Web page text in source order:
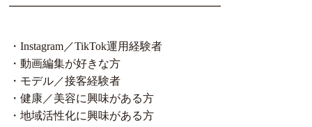
━━━━━━━━━━━━━━━━━━━
・Instagram／TikTok運用経験者
・動画編集が好きな方
・モデル／接客経験者
・健康／美容に興味がある方
・地域活性化に興味がある方